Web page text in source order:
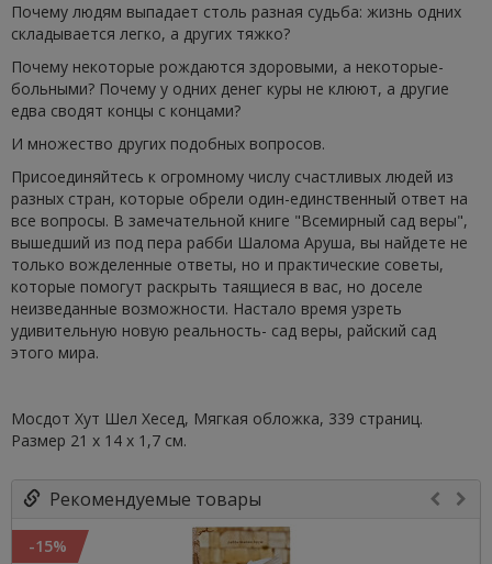
Почему людям выпадает столь разная судьба: жизнь одних
складывается легко, а других тяжко?
Почему некоторые рождаются здоровыми, а некоторые-
больными? Почему у одних денег куры не клюют, а другие
едва сводят концы с концами?
И множество других подобных вопросов.
Присоединяйтесь к огромному числу счастливых людей из
разных стран, которые обрели один-единственный ответ на
все вопросы. В замечательной книге "Всемирный сад веры",
вышедший из под пера рабби Шалома Аруша, вы найдете не
только вожделенные ответы, но и практические советы,
которые помогут раскрыть таящиеся в вас, но доселе
неизведанные возможности. Настало время узреть
удивительную новую реальность- сад веры, райский сад
этого мира.
Мосдот Хут Шел Хесед, Мягкая обложка, 339 страниц.
Размер 21 х 14 х 1,7 см.
Рекомендуемые товары
-15%